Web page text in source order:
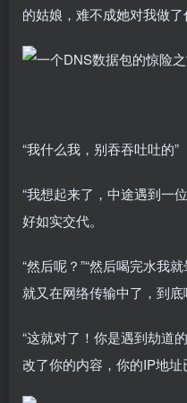
的姑娘，难不成她对我做了
“我什么我，别吞吞吐吐的”
“我想起来了，中途遇到一
好如实交代。
“然后呢？”“然后喝完水我
就又在网络传输中了，到底
“这就对了！你是遇到劫道
改了你的内容，你的IP地址